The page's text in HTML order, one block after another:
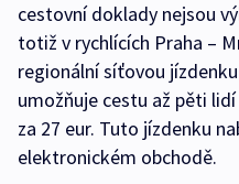
cestovní doklady nejsou
totiž v rychlících Praha –
regionální síťovou
umožňuje cestu až pěti
za 27 eur. Tuto jízdenku
elektronickém obchodě.